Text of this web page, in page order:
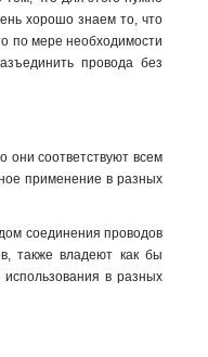
хорошо знаем то, что
по мере необходимости
провода без
соответствуют всем
применение в разных
соединения проводов
также владеют как бы
в разных